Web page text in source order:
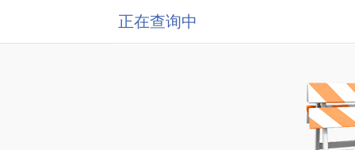
正在查询中